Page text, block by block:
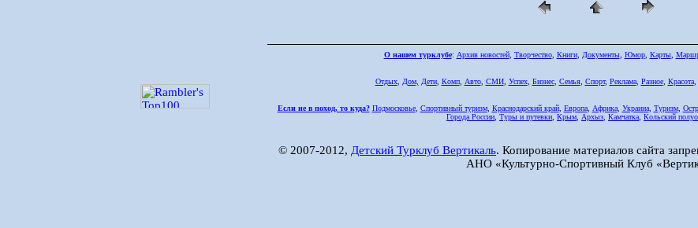
О нашем турклубе: Архив новостей, Творчество, Книги, Документы, Юмор, Карты,
Отдых, Дом, Дети, Комп, Авто, СМИ, Успех, Бизнес, Семья, Спорт, Реклама, Разное, Красота,
Если не в поход, то куда? Подмосковье, Спортивный туризм, Краснодарский край, Европа, Африка, Украина, Туризм,
Города России Туры и путевки Крым Архыз Камчатка Кольский
© 2007-2012, Детский Турклуб Вертикаль. Копирование материалов сайта
АНО «Культурно-Спортивный Клуб